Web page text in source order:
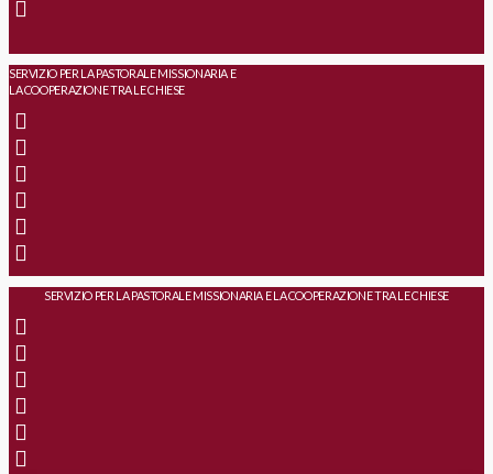
SERVIZIO PER LA PASTORALE MISSIONARIA E
LA COOPERAZIONE TRA LE CHIESE
SERVIZIO PER LA PASTORALE MISSIONARIA E LA COOPERAZIONE TRA LE CHIESE